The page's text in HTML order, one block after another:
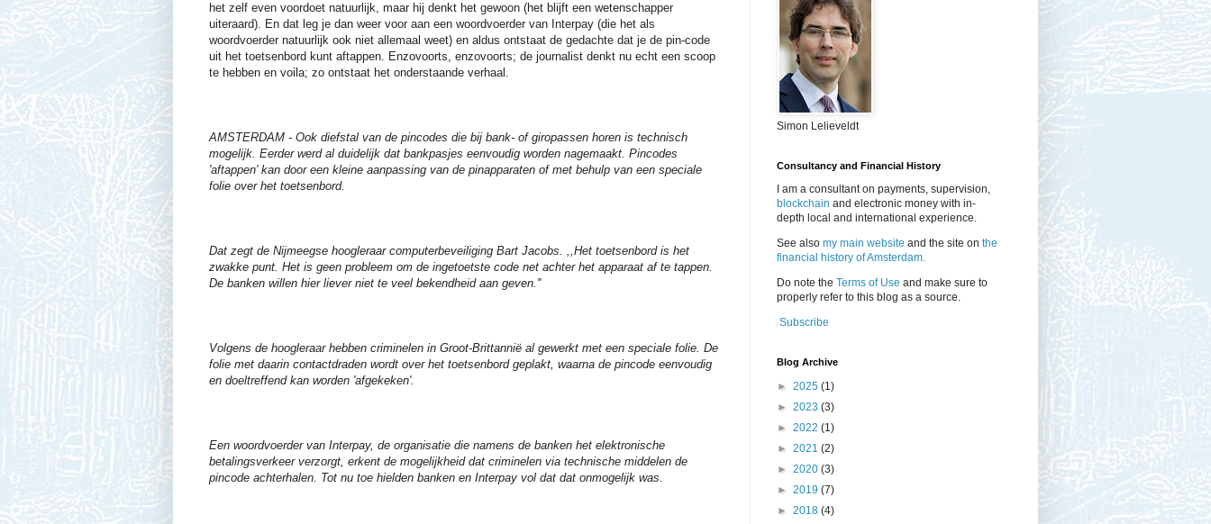
het zelf even voordoet natuurlijk, maar hij denkt het gewoon (het blijft een wetenschapper
uiteraard). En dat leg je dan weer voor aan een woordvoerder van Interpay (die het als
woordvoerder natuurlijk ook niet allemaal weet) en aldus ontstaat de gedachte dat je de pin-code
uit het toetsenbord kunt aftappen. Enzovoorts, enzovoorts; de journalist denkt nu echt een scoop
te hebben en voila; zo ontstaat het onderstaande verhaal.
AMSTERDAM - Ook diefstal van de pincodes die bij bank- of giropassen horen is technisch
mogelijk. Eerder werd al duidelijk dat bankpasjes eenvoudig worden nagemaakt. Pincodes
'aftappen' kan door een kleine aanpassing van de pinapparaten of met behulp van een speciale
folie over het toetsenbord.
Dat zegt de Nijmeegse hoogleraar computerbeveiliging Bart Jacobs. ,,Het toetsenbord is het
zwakke punt. Het is geen probleem om de ingetoetste code net achter het apparaat af te tappen.
De banken willen hier liever niet te veel bekendheid aan geven.''
Volgens de hoogleraar hebben criminelen in Groot-Brittannië al gewerkt met een speciale folie. De
folie met daarin contactdraden wordt over het toetsenbord geplakt, waarna de pincode eenvoudig
en doeltreffend kan worden 'afgekeken'.
Een woordvoerder van Interpay, de organisatie die namens de banken het elektronische
betalingsverkeer verzorgt, erkent de mogelijkheid dat criminelen via technische middelen de
pincode achterhalen. Tot nu toe hielden banken en Interpay vol dat dat onmogelijk was.
Simon Lelieveldt
Consultancy and Financial History
I am a consultant on payments, supervision,
blockchain and electronic money with in-
depth local and international experience.
See also my main website and the site on the
financial history of Amsterdam.
Do note the Terms of Use and make sure to
properly refer to this blog as a source.
Subscribe
Blog Archive
► 2025 (1)
► 2023 (3)
► 2022 (1)
► 2021 (2)
► 2020 (3)
► 2019 (7)
► 2018 (4)